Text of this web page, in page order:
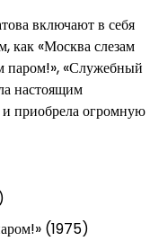
включают в себя
как «Москва слезам
паром!», «Служебный
настоящим
приобрела огромную
(1975)